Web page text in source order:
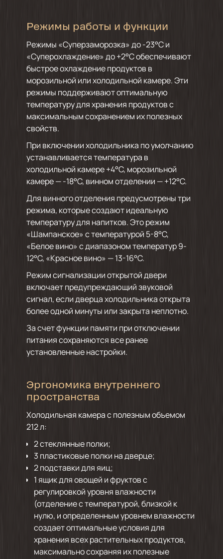
Режимы работы и функции
Режимы «Суперзаморозка» до -23°С и
«Суперохлаждение» до +2°С обеспечивают
быстрое охлаждение продуктов в
морозильной или холодильной камере. Эти
режимы поддерживают оптимальную
температуру для хранения продуктов с
максимальным сохранением их полезных
свойств.
При включении холодильника по умолчанию
устанавливается температура в
холодильной камере +4°С, морозильной
камере — -18°С, винном отделении — +12°С.
Для винного отделения предусмотрены три
режима, которые создают идеальную
температуру для напитков. Это режим
«Шампанское» с температурой 5-8°С,
«Белое вино» с диапазоном температур 9-
12°С, «Красное вино» — 13-16°С.
Режим сигнализации открытой двери
включает предупреждающий звуковой
сигнал, если дверца холодильника открыта
более одной минуты или закрыта неплотно.
За счет функции памяти при отключении
питания сохраняются все ранее
установленные настройки.
Эргономика внутреннего
пространства
Холодильная камера с полезным объемом
212 л:
2 стеклянные полки;
3 пластиковые полки на дверце;
2 подставки для яиц;
1 ящик для овощей и фруктов с
регулировкой уровня влажности
(отделение с температурой, близкой к
нулю, и определенным уровнем влажности
создает оптимальные условия для
хранения всех растительных продуктов,
максимально сохраняя их полезные